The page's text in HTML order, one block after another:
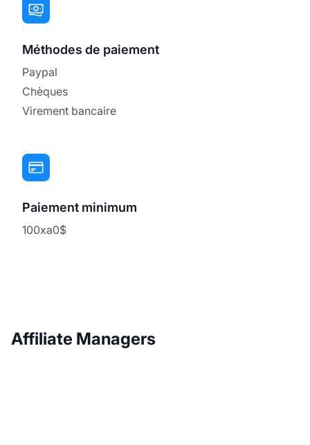
Méthodes de paiement
Paypal
Chèques
Virement bancaire
Paiement minimum
100xa0$
Affiliate Managers